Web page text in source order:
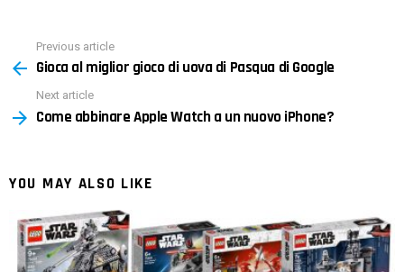
more
Previous article
Gioca al miglior gioco di uova di Pasqua di Google
Next article
Come abbinare Apple Watch a un nuovo iPhone?
YOU MAY ALSO LIKE